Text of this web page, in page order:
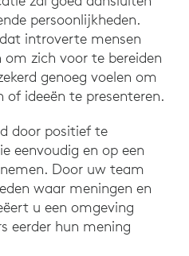
persoonlijkheden.
introverte mensen
zich voor te bereiden
genoeg voelen om
of ideeën te presenteren.
door positief te
eenvoudig en op een
Door uw team
waar meningen en
u een omgeving
eerder hun mening